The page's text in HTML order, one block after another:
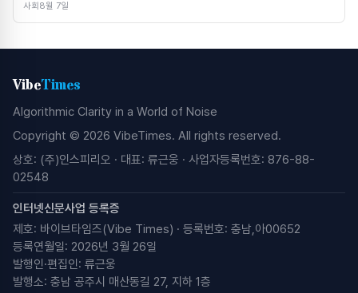
사회 8월 7일
VibeTimes
Algorithmic Clarity in a World of Noise
Copyright © 2026 VibeTimes. All rights reserved.
상호: (주)인스피리오 · 대표: 류근웅 · 사업자등록번호: 876-88-
02548
인터넷신문사업 등록증
제호: 바이브타임즈(Vibe Times) · 등록번호: 충남,아00652
등록연월일: 2026년 3월 26일
발행인·편집인: 류근웅
발행소: 충남 공주시 매산동길 27, 지하 1층